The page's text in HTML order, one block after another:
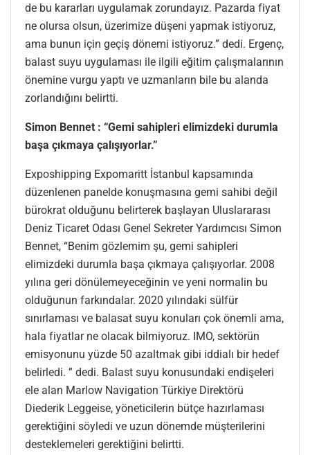
de bu kararları uygulamak zorundayız. Pazarda fiyat
ne olursa olsun, üzerimize düşeni yapmak istiyoruz,
ama bunun için geçiş dönemi istiyoruz.” dedi. Ergenç,
balast suyu uygulaması ile ilgili eğitim çalışmalarının
önemine vurgu yaptı ve uzmanların bile bu alanda
zorlandığını belirtti.
Simon Bennet : “Gemi sahipleri elimizdeki durumla
başa çıkmaya çalışıyorlar.”
Exposhipping Expomaritt İstanbul kapsamında
düzenlenen panelde konuşmasına gemi sahibi değil
bürokrat olduğunu belirterek başlayan Uluslararası
Deniz Ticaret Odası Genel Sekreter Yardımcısı Simon
Bennet, “Benim gözlemim şu, gemi sahipleri
elimizdeki durumla başa çıkmaya çalışıyorlar. 2008
yılına geri dönülemeyeceğinin ve yeni normalin bu
olduğunun farkındalar. 2020 yılındaki sülfür
sınırlaması ve balasat suyu konuları çok önemli ama,
hala fiyatlar ne olacak bilmiyoruz. IMO, sektörün
emisyonunu yüzde 50 azaltmak gibi iddialı bir hedef
belirledi. ” dedi. Balast suyu konusundaki endişeleri
ele alan Marlow Navigation Türkiye Direktörü
Diederik Leggeise, yöneticilerin bütçe hazırlaması
gerektiğini söyledi ve uzun dönemde müşterilerini
desteklemeleri gerektiğini belirtti.